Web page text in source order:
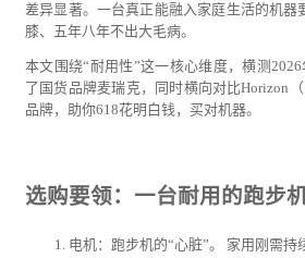
差异显著。一台真正能融入家庭生活的机
膝、五年八年不出大毛病。
本文围绕“耐用性”这一核心维度，横测
了国货品牌麦瑞克，同时横向对比Horizon
品牌，助你618花明白钱，买对机器。
选购要领：一台耐用的跑步
电机：跑步机的“心脏”。 家用刚需持